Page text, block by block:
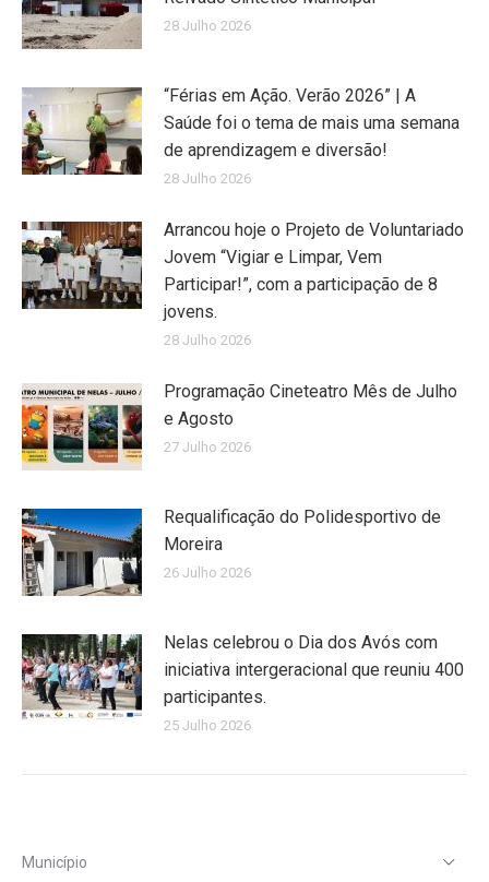
28 Julho 2026
“Férias em Ação. Verão 2026” | A
Saúde foi o tema de mais uma semana
de aprendizagem e diversão!
28 Julho 2026
Arrancou hoje o Projeto de Voluntariado
Jovem “Vigiar e Limpar, Vem
Participar!”, com a participação de 8
jovens.
28 Julho 2026
Programação Cineteatro Mês de Julho
e Agosto
27 Julho 2026
Requalificação do Polidesportivo de
Moreira
26 Julho 2026
Nelas celebrou o Dia dos Avós com
iniciativa intergeracional que reuniu 400
participantes.
25 Julho 2026
Município